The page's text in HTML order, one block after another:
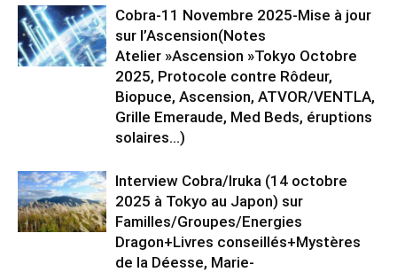
Cobra-11 Novembre 2025-Mise à jour
sur l’Ascension(Notes
Atelier »Ascension »Tokyo Octobre
2025, Protocole contre Rôdeur,
Biopuce, Ascension, ATVOR/VENTLA,
Grille Emeraude, Med Beds, éruptions
solaires…)
Interview Cobra/Iruka (14 octobre
2025 à Tokyo au Japon) sur
Familles/Groupes/Energies
Dragon+Livres conseillés+Mystères
de la Déesse, Marie-